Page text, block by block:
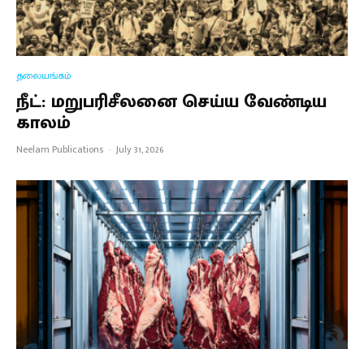
தலையங்கம்
நீட்: மறுபரிசீலனை செய்ய வேண்டிய
காலம்
Neelam Publications · July 31, 2026